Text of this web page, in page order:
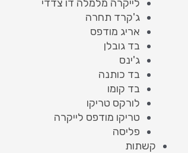
לייקרה מלמלה דו צדדי
ג'קרד תחרה
אריג מודפס
בד גובלן
ג'ינס
בד כותנה
בד קומו
לורקס טריקו
טריקו מודפס לייקרה
פליסה
קשתות